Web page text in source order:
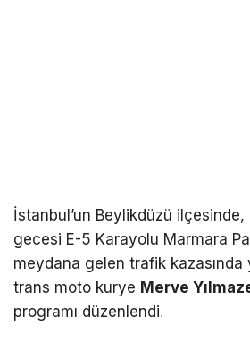
İstanbul’un Beylikdüzü
gecesi E-5 Karayolu Marmara
meydana gelen trafik kazasında
trans moto kurye Merve
programı düzenlendi.